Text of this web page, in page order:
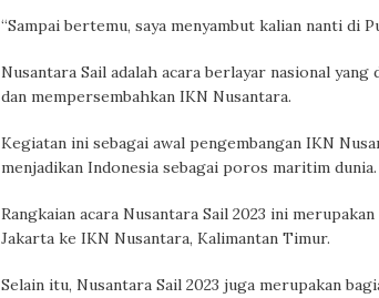
“Sampai bertemu, saya menyambut kalian nanti di
Nusantara Sail adalah acara berlayar nasional
dan mempersembahkan IKN Nusantara.
Kegiatan ini sebagai awal pengembangan IKN
menjadikan Indonesia sebagai poros maritim dunia.
Rangkaian acara Nusantara Sail 2023 ini
Jakarta ke IKN Nusantara, Kalimantan Timur.
Selain itu, Nusantara Sail 2023 juga merupakan